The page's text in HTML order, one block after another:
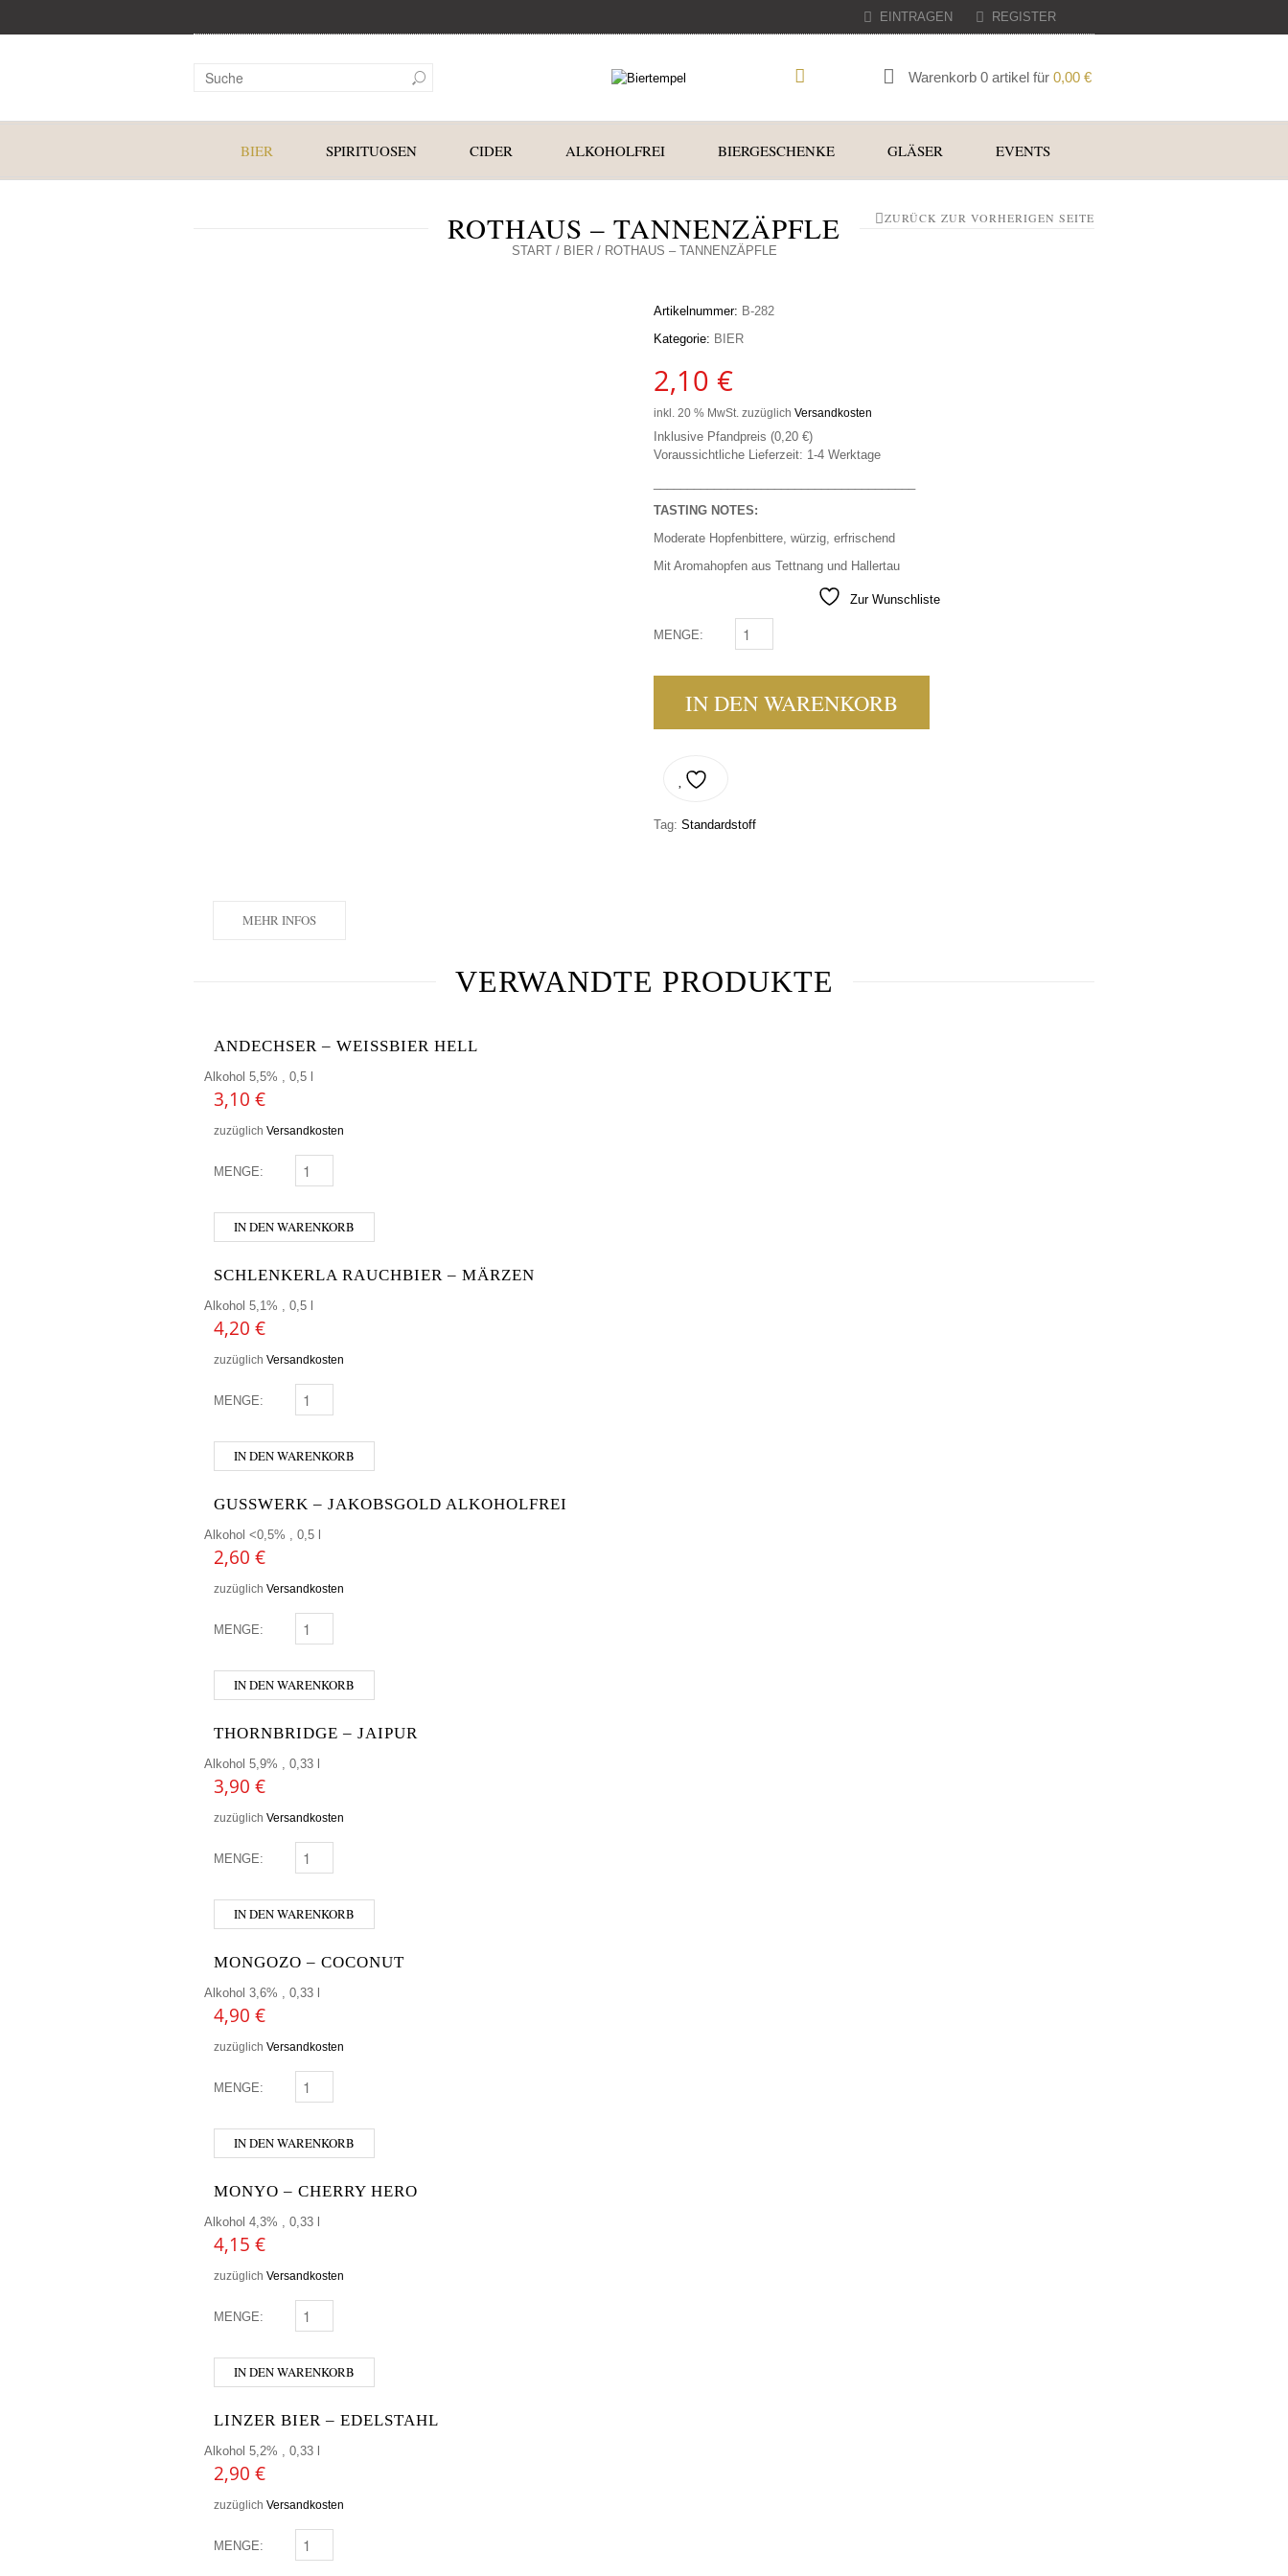
EINTRAGEN REGISTER
Warenkorb 0 artikel für 0,00 €
BIER SPIRITUOSEN CIDER ALKOHOLFREI BIERGESCHENKE GLÄSER EVENTS
ROTHAUS – TANNENZÄPFLE
START/ BIER/ ROTHAUS – TANNENZÄPFLE
ZURÜCK ZUR VORHERIGEN SEITE
Artikelnummer: B-282
Kategorie: BIER
2,10 €
inkl. 20 % MwSt. zuzüglich Versandkosten
Inklusive Pfandpreis (0,20 €)
Voraussichtliche Lieferzeit: 1-4 Werktage
TASTING NOTES:
Moderate Hopfenbittere, würzig, erfrischend
Mit Aromahopfen aus Tettnang und Hallertau
Zur Wunschliste
MENGE: ROTHAUS - TANNENZÄPFLE MENGE
IN DEN WARENKORB
Tag: Standardstoff
MEHR INFOS
VERWANDTE PRODUKTE
ANDECHSER – WEISSBIER HELL
Alkohol 5,5% , 0,5 l
3,10 €
zuzüglich Versandkosten
MENGE: ANDECHSER - WEISSBIER HELL MENGE
IN DEN WARENKORB
SCHLENKERLA RAUCHBIER – MÄRZEN
Alkohol 5,1% , 0,5 l
4,20 €
zuzüglich Versandkosten
MENGE: SCHLENKERLA RAUCHBIER - MÄRZEN MENGE
IN DEN WARENKORB
GUSSWERK – JAKOBSGOLD ALKOHOLFREI
Alkohol <0,5% , 0,5 l
2,60 €
zuzüglich Versandkosten
MENGE: GUSSWERK - JAKOBSGOLD ALKOHOLFREI MENGE
IN DEN WARENKORB
THORNBRIDGE – JAIPUR
Alkohol 5,9% , 0,33 l
3,90 €
zuzüglich Versandkosten
MENGE: THORNBRIDGE - JAIPUR MENGE
IN DEN WARENKORB
MONGOZO – COCONUT
Alkohol 3,6% , 0,33 l
4,90 €
zuzüglich Versandkosten
MENGE: MONGOZO - COCONUT MENGE
IN DEN WARENKORB
MONYO – CHERRY HERO
Alkohol 4,3% , 0,33 l
4,15 €
zuzüglich Versandkosten
MENGE: MONYO - CHERRY HERO MENGE
IN DEN WARENKORB
LINZER BIER – EDELSTAHL
Alkohol 5,2% , 0,33 l
2,90 €
zuzüglich Versandkosten
MENGE: LINZER BIER - EDELSTAHL MENGE